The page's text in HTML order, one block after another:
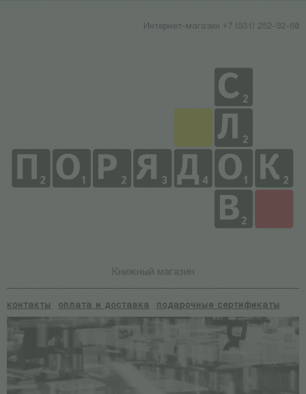
Интернет-магазин +7 (931) 252-92-60
Книжный магазин
контакты оплата и доставка подарочные сертификаты